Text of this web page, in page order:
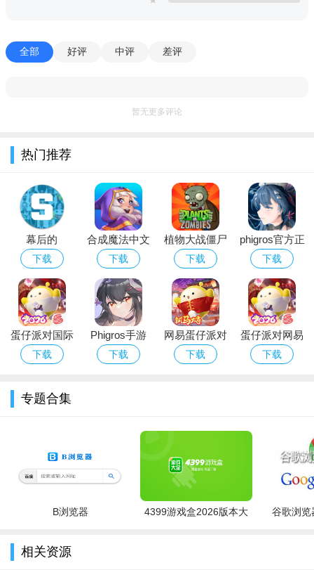
世界里；
3、去探索新的地图，收获多多的快乐，个性化的服饰，多样
性的组合。
游戏说明：
★欢迎来到加查俱乐部★
您将加入哪个俱乐部？开始聚会并创建自己的动漫风格角
色，并以自己喜欢的时尚装扮打扮他们！从成千上万的礼服，衬
衫，发型，武器等等中进行选择！设计角色之后，进入Studio并
景！定制是100％免费的，没有应用内购买！
多个单位！从四种不同的模式中进行选择，包括故事模式，塔式
模式等等！收集宝石，黄金和材料以增强，唤醒并提高您的技能
水平！您还可以玩自己喜欢的迷你游戏，并向Gacha收集宝石和
字节，以获得更多单位！你在等什么？走进Gacha Club，立即开
始您的冒险！
全部 好评 中评 差评
暂无更多评论
热门推荐
幕后的
Nextbots沙盒
游戏安卓最新
版本
下载
合成魔法中文
版
下载
植物大战僵尸
经典版下载安
装免费
下载
phigros官方正
版下载2026最
新版安卓版
下载
蛋仔派对国际
服Eggy Party
版
下载
Phigros手游
官方下载最新
下载
网易蛋仔派对
游戏免费版下
下载
蛋仔派对网易
版下载安卓正
下载
专题合集
B浏览器
4399游戏盒2026版本大
谷歌浏览
相关资源